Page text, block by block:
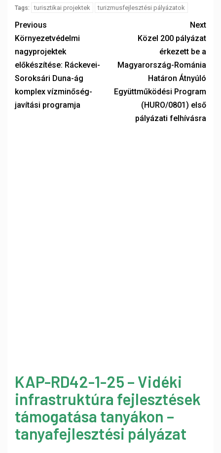
Tags: turisztikai projektek turizmusfejlesztési pályázatok
Previous
Környezetvédelmi
nagyprojektek
előkészítése: Ráckevei-
Soroksári Duna-ág
komplex vízminőség-
javítási programja
Next
Közel 200 pályázat
érkezett be a
Magyarország-Románia
Határon Átnyúló
Együttműködési Program
(HURO/0801) első
pályázati felhívásra
KAP-RD42-1-25 – Vidéki
infrastruktúra fejlesztések
támogatása tanyákon –
tanyafejlesztési pályázat